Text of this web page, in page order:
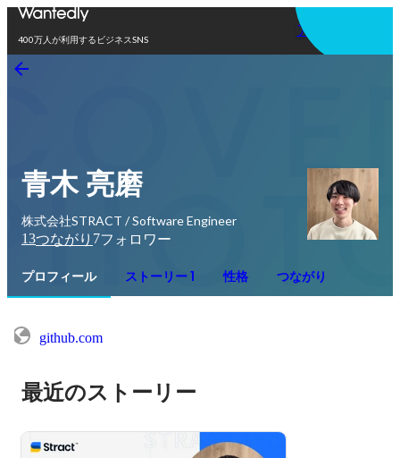
400万人が利用するビジネスSNS
アプリを使う
青木 亮磨
株式会社STRACT / Software Engineer
13つながり 7フォロワー
プロフィール ストーリー 1 性格 つながり
github.com
最近のストーリー